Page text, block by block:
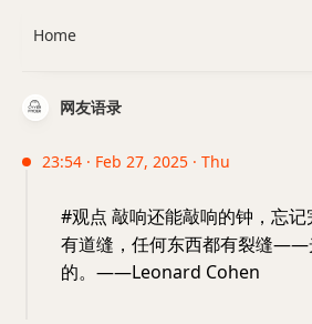
网友语录
23:54 · Feb 27, 2025 · Thu
#观点 敲响还能敲响的钟，忘
有道缝，任何东西都有裂缝——
的。——Leonard Cohen
Home